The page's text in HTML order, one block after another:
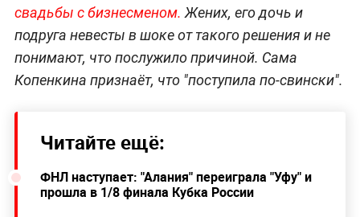
свадьбы с бизнесменом. Жених, его дочь и
подруга невесты в шоке от такого решения и не
понимают, что послужило причиной. Сама
Копенкина признаёт, что "поступила по-свински".
Читайте ещё:
ФНЛ наступает: "Алания" переиграла "Уфу" и
прошла в 1/8 финала Кубка России